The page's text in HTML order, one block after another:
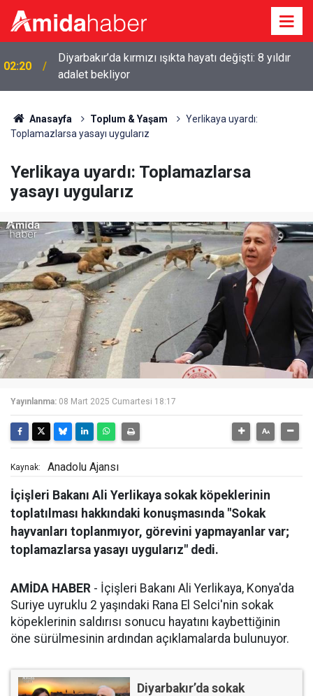
02:20
Diyarbakır’da kırmızı ışıkta hayatı değişti: 8 yıldır
adalet bekliyor
Anasayfa Toplum & Yaşam
Yerlikaya uyardı:
Toplamazlarsa yasayı uygularız
Yerlikaya uyardı: Toplamazlarsa
yasayı uygularız
Yayınlanma: 08 Mart 2025 Cumartesi 18:17
Kaynak: Anadolu Ajansı
İçişleri Bakanı Ali Yerlikaya sokak köpeklerinin
toplatılması hakkındaki konuşmasında "Sokak
hayvanları toplanmıyor, görevini yapmayanlar var;
toplamazlarsa yasayı uygularız" dedi.
AMİDA HABER - İçişleri Bakanı Ali Yerlikaya, Konya'da
Suriye uyruklu 2 yaşındaki Rana El Selci'nin sokak
köpeklerinin saldırısı sonucu hayatını kaybettiğinin
öne sürülmesinin ardından açıklamalarda bulunuyor.
Diyarbakır’da sokak